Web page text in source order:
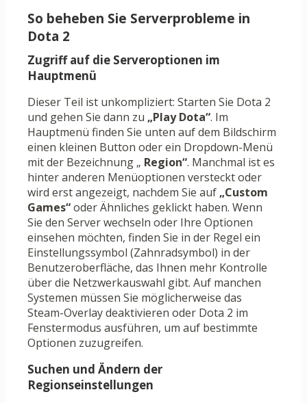
So beheben Sie Serverprobleme in
Dota 2
Zugriff auf die Serveroptionen im
Hauptmenü
Dieser Teil ist unkompliziert: Starten Sie Dota 2
und gehen Sie dann zu „Play Dota“. Im
Hauptmenü finden Sie unten auf dem Bildschirm
einen kleinen Button oder ein Dropdown-Menü
mit der Bezeichnung „ Region“. Manchmal ist es
hinter anderen Menüoptionen versteckt oder
wird erst angezeigt, nachdem Sie auf „Custom
Games“oder Ähnliches geklickt haben. Wenn
Sie den Server wechseln oder Ihre Optionen
einsehen möchten, finden Sie in der Regel ein
Einstellungssymbol (Zahnradsymbol) in der
Benutzeroberfläche, das Ihnen mehr Kontrolle
über die Netzwerkauswahl gibt. Auf manchen
Systemen müssen Sie möglicherweise das
Steam-Overlay deaktivieren oder Dota 2 im
Fenstermodus ausführen, um auf bestimmte
Optionen zuzugreifen.
Suchen und Ändern der
Regionseinstellungen